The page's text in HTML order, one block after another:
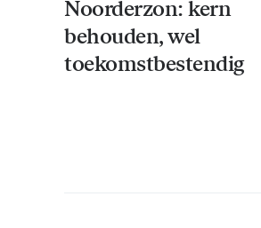
Noorderzon: kern
behouden, wel
toekomstbestendig